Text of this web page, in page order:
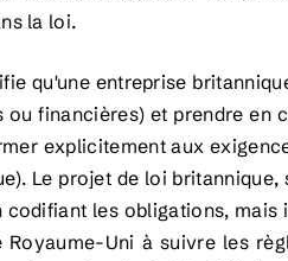
la loi.
qu'une entreprise
ou financières) et prendre en
explicitement aux
Le projet de loi
codifiant les obligations,
Royaume-Uni à suivre les